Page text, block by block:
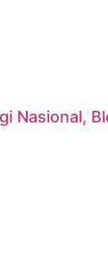
Nasional,